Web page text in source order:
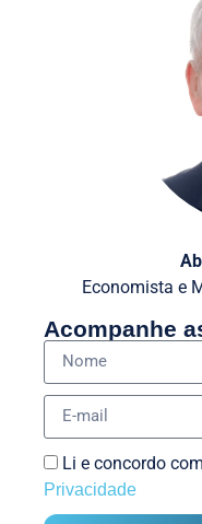
Economista e
Acompanhe
Li e concordo
Privacidade